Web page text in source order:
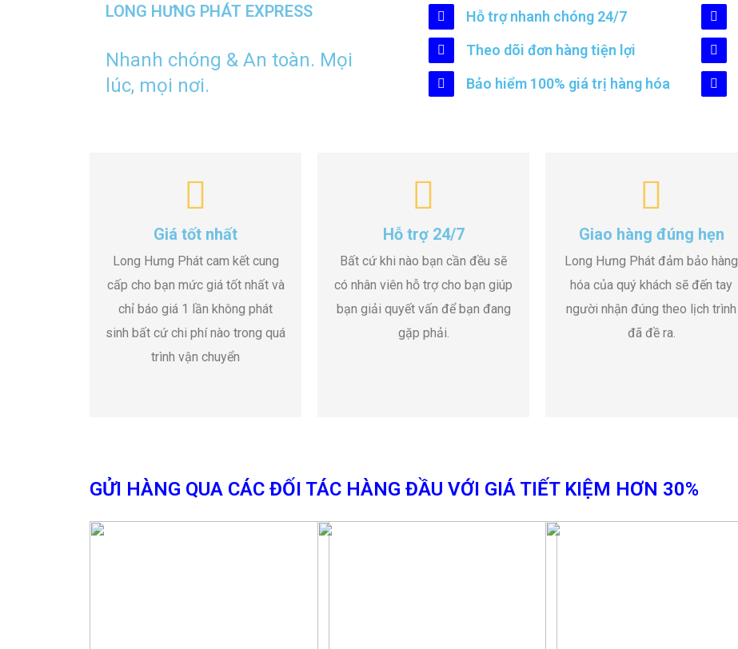
LONG HƯNG PHÁT EXPRESS
Nhanh chóng & An toàn. Mọi
lúc, mọi nơi.
Hỗ trợ nhanh chóng 24/7
Theo dõi đơn hàng tiện lợi
Bảo hiểm 100% giá trị hàng hóa
Giá tốt nhất
Long Hưng Phát cam kết cung
cấp cho bạn mức giá tốt nhất và
chỉ báo giá 1 lần không phát
sinh bất cứ chi phí nào trong quá
trình vận chuyển
Hỗ trợ 24/7
Bất cứ khi nào bạn cần đều sẽ
có nhân viên hỗ trợ cho bạn giúp
bạn giải quyết vấn để bạn đang
gặp phải.
Giao hàng đúng hẹn
Long Hưng Phát đảm bảo hàng
hóa của quý khách sẽ đến tay
người nhận đúng theo lịch trình
đã đề ra.
GỬI HÀNG QUA CÁC ĐỐI TÁC HÀNG ĐẦU VỚI GIÁ TIẾT KIỆM HƠN 30%